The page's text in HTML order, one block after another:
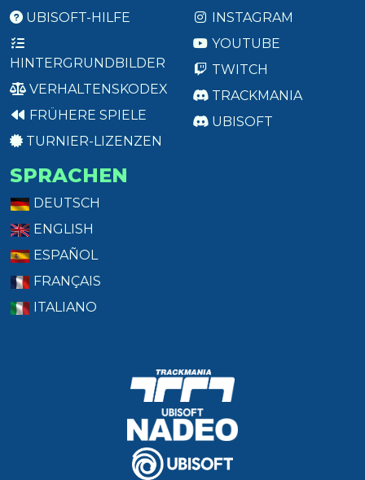
UBISOFT-HILFE
HINTERGRUNDBILDER
VERHALTENSKODEX
FRÜHERE SPIELE
TURNIER-LIZENZEN
INSTAGRAM
YOUTUBE
TWITCH
TRACKMANIA
UBISOFT
SPRACHEN
DEUTSCH
ENGLISH
ESPAÑOL
FRANÇAIS
ITALIANO